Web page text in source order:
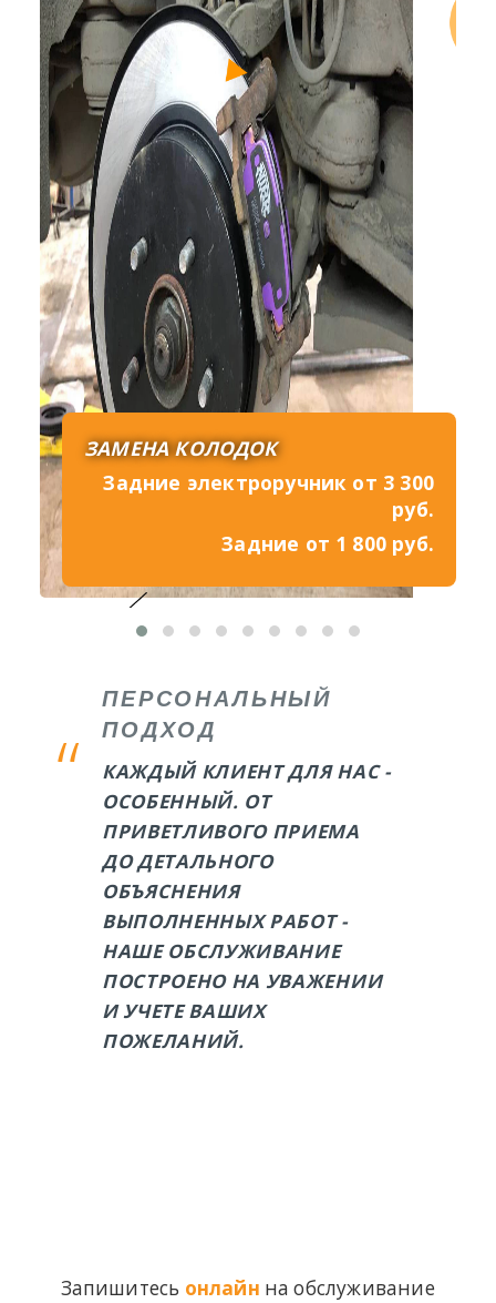
ЗАМЕНА КОЛОДОК
Задние электроручник от 3 300
руб.
Задние от 1 800 руб.
ПЕРСОНАЛЬНЫЙ
ПОДХОД
КАЖДЫЙ КЛИЕНТ ДЛЯ НАС -
ОСОБЕННЫЙ. ОТ
ПРИВЕТЛИВОГО ПРИЕМА
ДО ДЕТАЛЬНОГО
ОБЪЯСНЕНИЯ
ВЫПОЛНЕННЫХ РАБОТ -
НАШЕ ОБСЛУЖИВАНИЕ
ПОСТРОЕНО НА УВАЖЕНИИ
И УЧЕТЕ ВАШИХ
ПОЖЕЛАНИЙ.
Запишитесь онлайн на обслуживание